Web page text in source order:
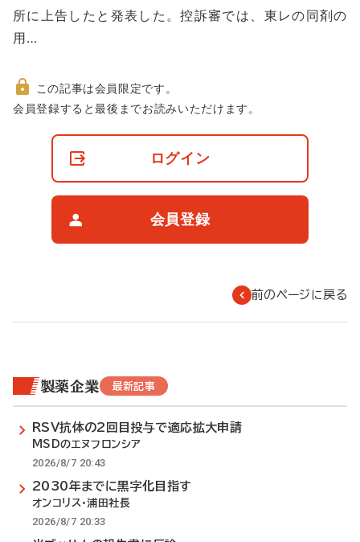
所に上告したと発表した。控訴審では、東レの同剤の
用…
非
この記事は会員限定です。
会員登録すると最後までお読みいただけます。
ログイン
会員登録
前のページに戻る
製薬企業 最新記事
RSV抗体の2回目投与で適応拡大申請
MSDのエヌフロンシア
2026/8/7 20:43
2030年までに黒字化目指す
オンコリス・浦田社長
2026/8/7 20:33